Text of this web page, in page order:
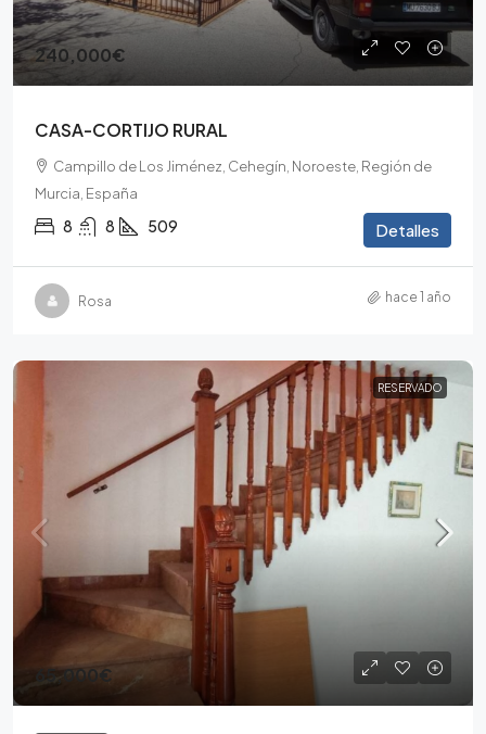
240,000€
CASA-CORTIJO RURAL
Campillo de Los Jiménez, Cehegín, Noroeste, Región de
Murcia, España
8 8 509 Detalles
Rosa hace 1 año
RESERVADO
65,000€